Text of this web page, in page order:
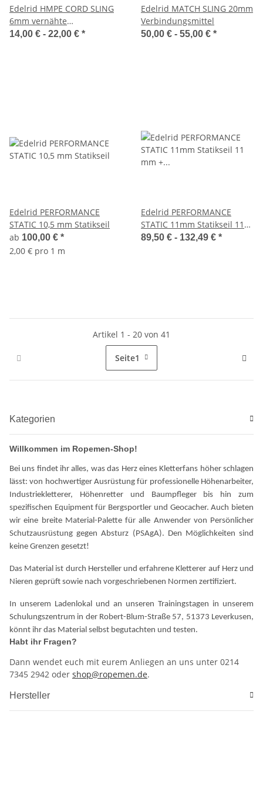
Edelrid HMPE CORD SLING
6mm vernähte
Rundschlinge mit robustem
14,00 € - 22,00 € *
Edelrid MATCH SLING 20mm
Verbindungsmittel
50,00 € - 55,00 € *
Edelrid PERFORMANCE
STATIC 10,5 mm Statikseil
ab 100,00 € *
2,00 € pro 1 m
Edelrid PERFORMANCE
STATIC 11mm Statikseil 11
mm + Endverbindung
89,50 € - 132,49 € *
Artikel 1 - 20 von 41
Seite1
Kategorien
Willkommen im Ropemen-Shop!
Bei uns findet ihr alles, was das Herz eines Kletterfans höher schlagen
lässt: von hochwertiger Ausrüstung für professionelle Höhenarbeiter,
Industriekletterer, Höhenretter und Baumpfleger bis hin zum
spezifischen Equipment für Bergsportler und Geocacher. Auch bieten
wir eine breite Material-Palette für alle Anwender von Persönlicher
Schutzausrüstung gegen Absturz (PSAgA). Den Möglichkeiten sind
keine Grenzen gesetzt!
Das Material ist durch Hersteller und erfahrene Kletterer auf Herz und
Nieren geprüft sowie nach vorgeschriebenen Normen zertifiziert.
In unserem Ladenlokal und an unseren Trainingstagen in unserem
Schulungszentrum in der Robert-Blum-Straße 57, 51373 Leverkusen,
könnt ihr das Material selbst begutachten und testen.
Habt ihr Fragen?
Dann wendet euch mit eurem Anliegen an uns unter 0214
7345 2942 oder shop@ropemen.de.
Hersteller